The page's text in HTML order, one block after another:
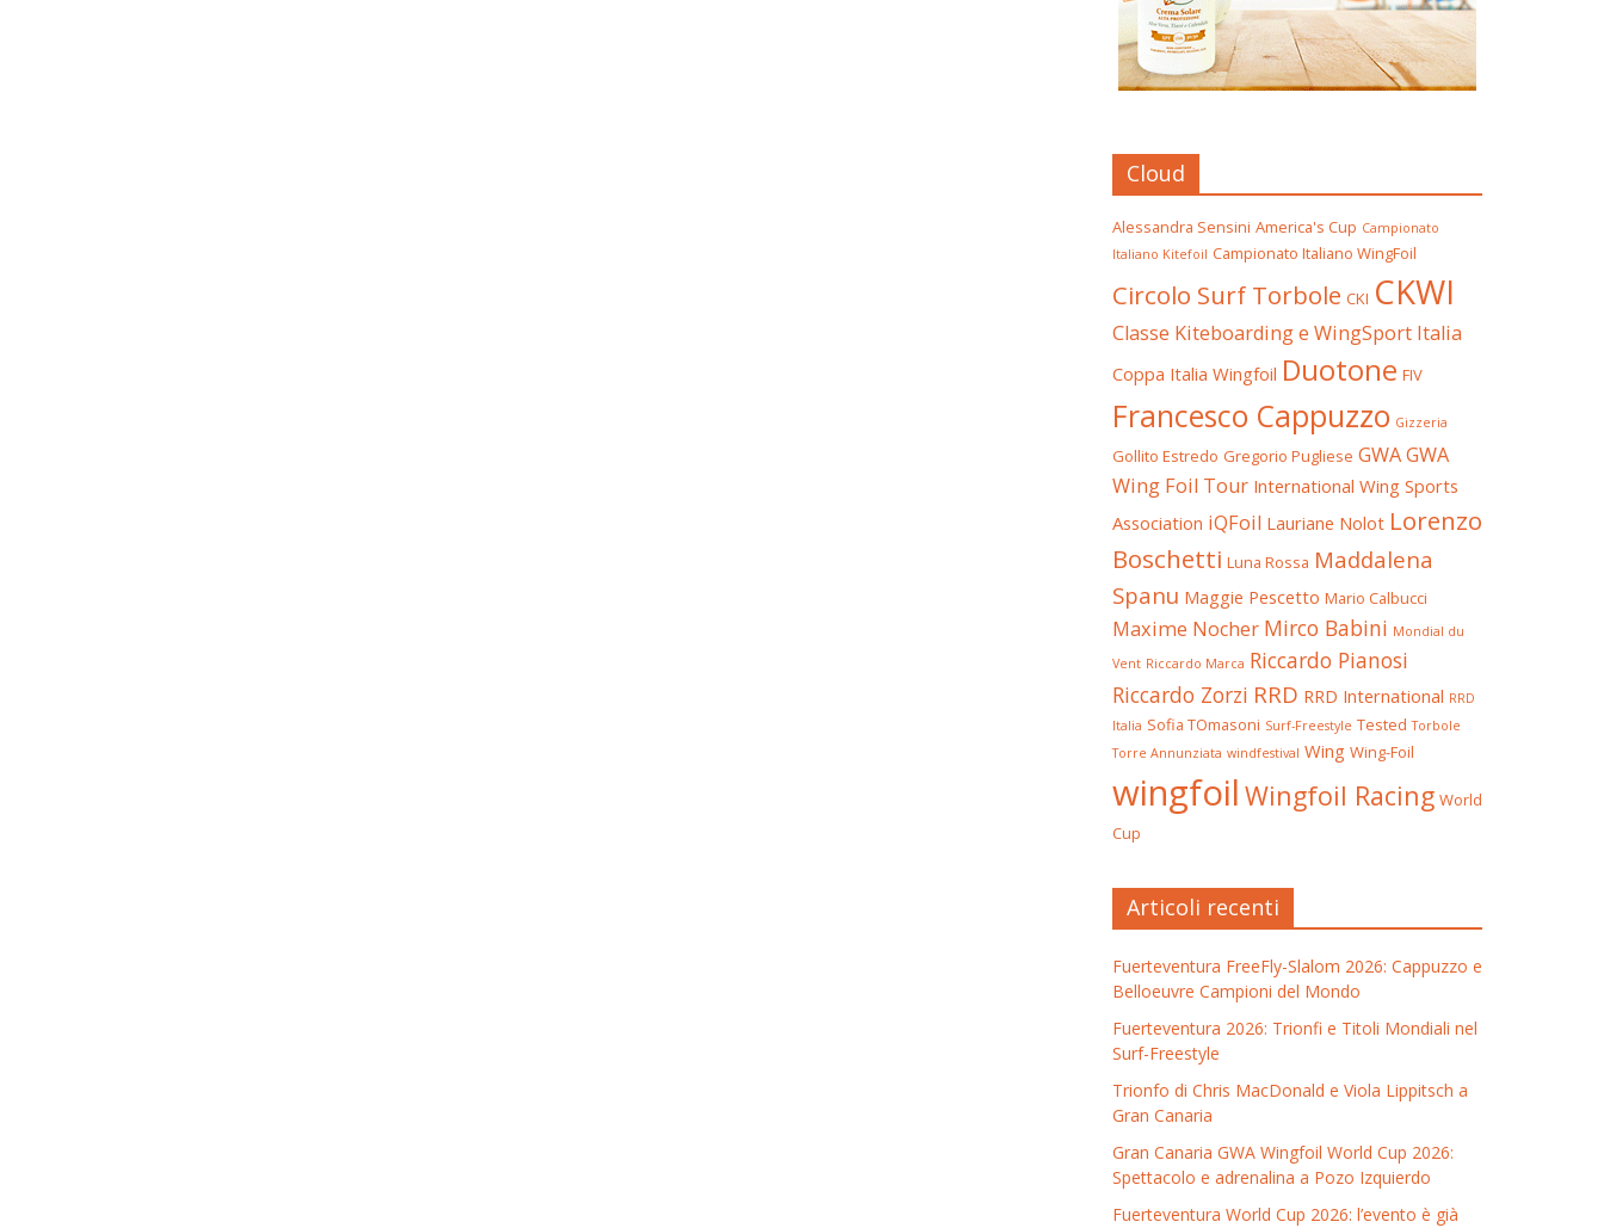
Cloud
Alessandra Sensini America's Cup Campionato
Italiano Kitefoil Campionato Italiano WingFoil
Circolo Surf Torbole CKI CKWI
Classe Kiteboarding e WingSport Italia
Coppa Italia Wingfoil Duotone FIV
Francesco Cappuzzo Gizzeria
Gollito Estredo Gregorio Pugliese GWAGWA
Wing Foil Tour International Wing Sports
Association iQFoil Lauriane Nolot Lorenzo
Boschetti Luna Rossa Maddalena
Spanu Maggie Pescetto Mario Calbucci
Maxime Nocher Mirco Babini Mondial du
Vent Riccardo Marca Riccardo Pianosi
Riccardo Zorzi RRD RRD International RRD
Italia Sofia TOmasoni Surf-Freestyle Tested Torbole
Torre Annunziata windfestival Wing Wing-Foil
wingfoil Wingfoil Racing World
Cup
Articoli recenti
Fuerteventura FreeFly-Slalom 2026: Cappuzzo e
Belloeuvre Campioni del Mondo
Fuerteventura 2026: Trionfi e Titoli Mondiali nel
Surf-Freestyle
Trionfo di Chris MacDonald e Viola Lippitsch a
Gran Canaria
Gran Canaria GWA Wingfoil World Cup 2026:
Spettacolo e adrenalina a Pozo Izquierdo
Fuerteventura World Cup 2026: l’evento è già